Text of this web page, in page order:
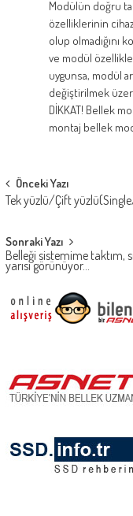
Modülün doğru
özelliklerinin
olup olmadığını
ve modül
uygunsa, modül
değiştirilmek
DİKKAT! Bellek
montaj bellek
Post
navigation
Önceki Yazı
Tek yüzlü/Çift
Sonraki Yazı
Belleği sistemime taktım,
yarısı görünüyor…